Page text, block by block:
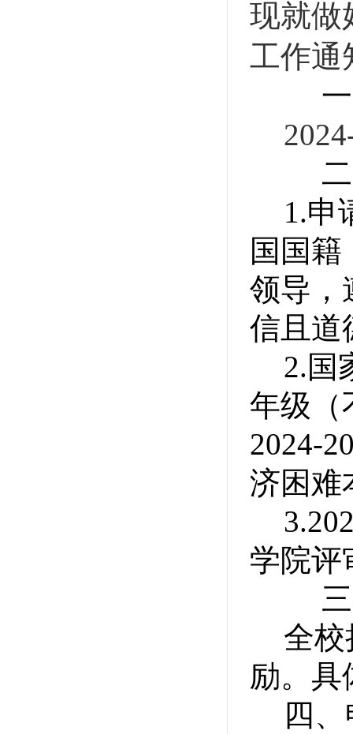
现就做
工作通
1.申
国国
领导，
信且道
2.国
年级（
2024-
济困难
学院评
全校
励。具
四